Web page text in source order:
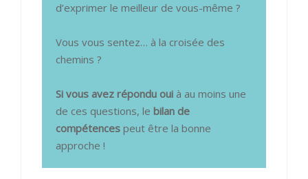
d’exprimer le meilleur de vous-même ?
Vous vous sentez… à la croisée des
chemins ?
Si vous avez répondu oui à au moins une
de ces questions, le bilan de
compétences peut être la bonne
approche !